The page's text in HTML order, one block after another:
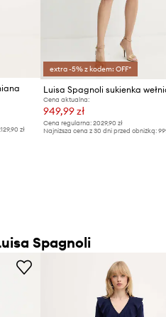
zł
extra -5% z kodem: OFF*
Cena aktualna:
949,99 zł
Cena regularna:2029,90 zł
Najniższa cena z 30 dni przed obniżką:
Spagnoli